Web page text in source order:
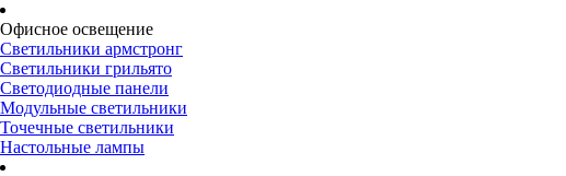
Офисное освещение
Светильники армстронг
Светильники грильято
Светодиодные панели
Модульные светильники
Точечные светильники
Настольные лампы